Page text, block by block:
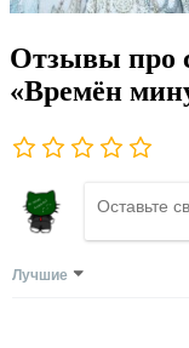
Отзывы про
«Времён
Лучшие